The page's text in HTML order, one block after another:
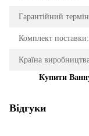
Гарантійний термін
Комплект поставки:
Країна
Купити
Відгуки